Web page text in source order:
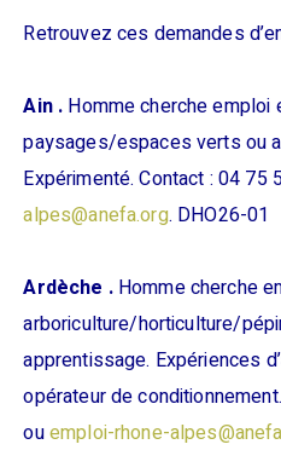
Retrouvez ces demandes
Ain . Homme cherche emploi
paysages/espaces verts ou
Expérimenté. Contact : 04 75
alpes@anefa.org. DHO26-01
Ardèche .Homme cherche
arboriculture/horticulture/
apprentissage. Expériences
opérateur de
ouemploi-rhone-